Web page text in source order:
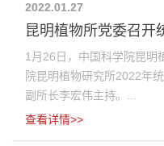
2022.01.27
昆明植物所党委召开
1月26日，中国科学院昆明
院昆明植物研究所2022年
副所长李宏伟主持。...
查看详情>>